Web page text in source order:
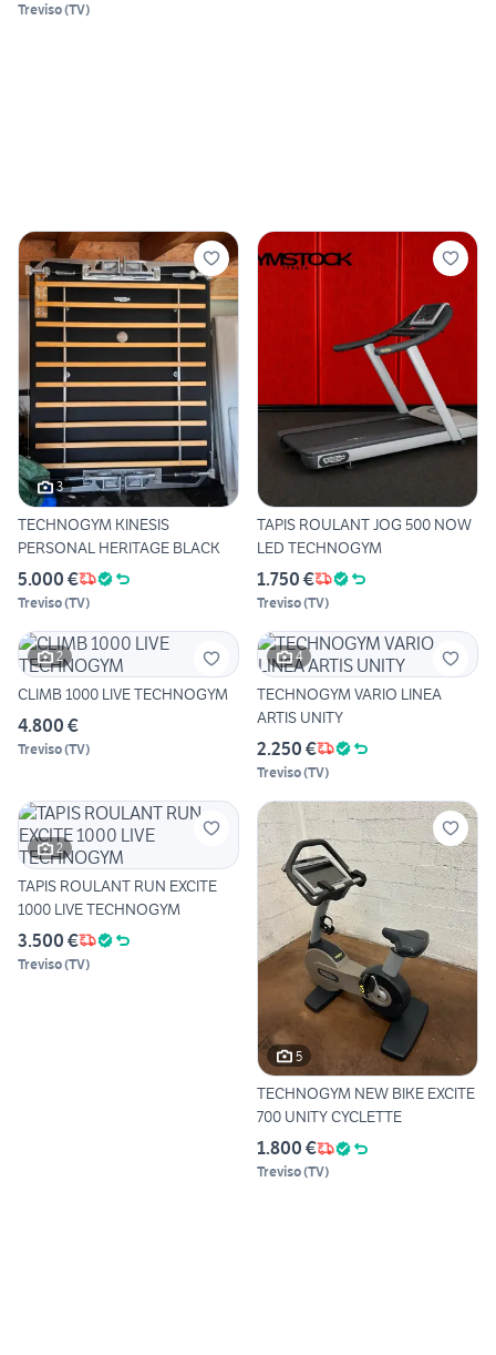
Treviso(TV)
3
TECHNOGYM KINESIS
PERSONAL HERITAGE BLACK
5.000 €
Treviso(TV)
TAPIS ROULANT JOG 500 NOW
LED TECHNOGYM
1.750 €
Treviso(TV)
2
CLIMB 1000 LIVE TECHNOGYM
4.800 €
Treviso(TV)
4
TECHNOGYM VARIO LINEA
ARTIS UNITY
2.250 €
Treviso(TV)
2
TAPIS ROULANT RUN EXCITE
1000 LIVE TECHNOGYM
3.500 €
Treviso(TV)
5
TECHNOGYM NEW BIKE EXCITE
700 UNITY CYCLETTE
1.800 €
Treviso(TV)